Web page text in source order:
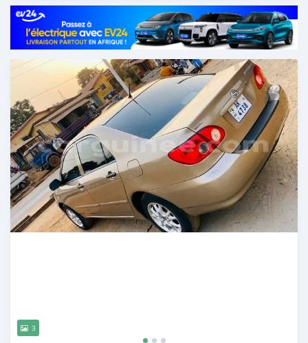
Publié il y a plus de 2 ans
3